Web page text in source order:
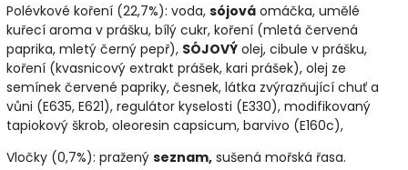
Polévkové koření (22,7%): voda, sójová omáčka, umělé
kuřecí aroma v prášku, bílý cukr, koření (mletá červená
paprika, mletý černý pepř), SÓJOVÝ olej, cibule v prášku,
koření (kvasnicový extrakt prášek, kari prášek), olej ze
semínek červené papriky, česnek, látka zvýrazňující chuť a
vůni (E635, E621), regulátor kyselosti (E330), modifikovaný
tapiokový škrob, oleoresin capsicum, barvivo (E160c),
Vločky (0,7%): pražený seznam, sušená mořská řasa.